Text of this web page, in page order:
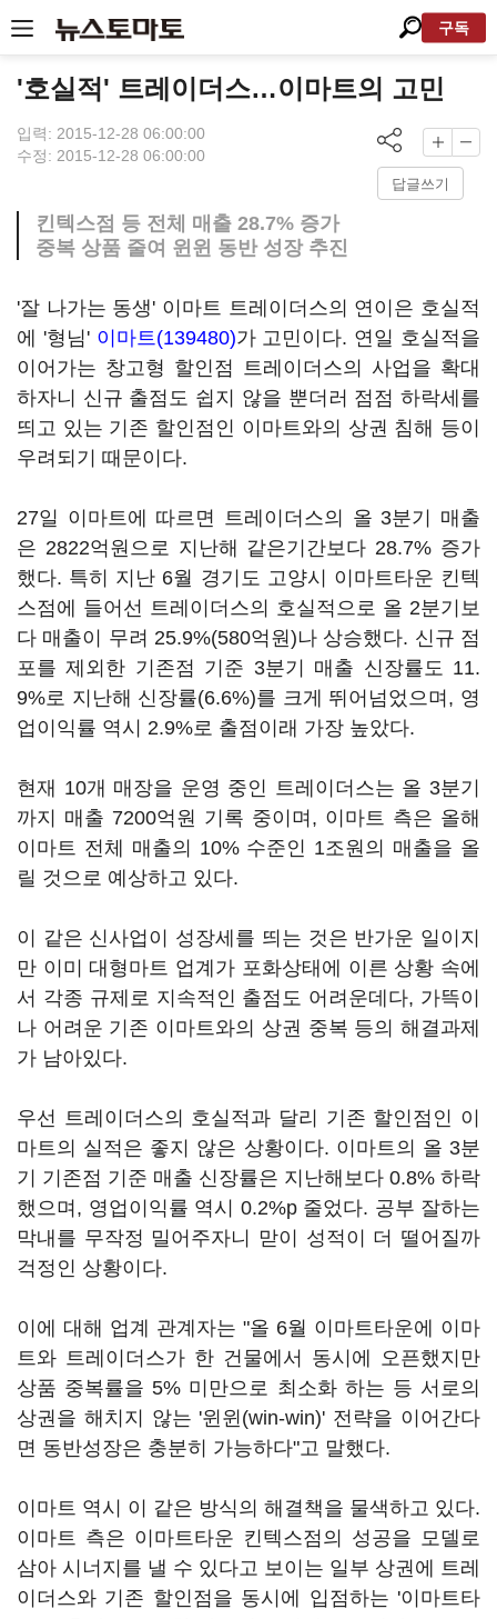
구독
'호실적' 트레이더스…이마트의 고민
입력: 2015-12-28 06:00:00
수정: 2015-12-28 06:00:00
답글쓰기
킨텍스점 등 전체 매출 28.7% 증가
중복 상품 줄여 윈윈 동반 성장 추진
'잘 나가는 동생' 이마트 트레이더스의 연이은 호실적
에 '형님' 이마트(139480)가 고민이다. 연일 호실적을
이어가는 창고형 할인점 트레이더스의 사업을 확대
하자니 신규 출점도 쉽지 않을 뿐더러 점점 하락세를
띄고 있는 기존 할인점인 이마트와의 상권 침해 등이
우려되기 때문이다.
27일 이마트에 따르면 트레이더스의 올 3분기 매출
은 2822억원으로 지난해 같은기간보다 28.7% 증가
했다. 특히 지난 6월 경기도 고양시 이마트타운 킨텍
스점에 들어선 트레이더스의 호실적으로 올 2분기보
다 매출이 무려 25.9%(580억원)나 상승했다. 신규 점
포를 제외한 기존점 기준 3분기 매출 신장률도 11.
9%로 지난해 신장률(6.6%)를 크게 뛰어넘었으며, 영
업이익률 역시 2.9%로 출점이래 가장 높았다.
현재 10개 매장을 운영 중인 트레이더스는 올 3분기
까지 매출 7200억원 기록 중이며, 이마트 측은 올해
이마트 전체 매출의 10% 수준인 1조원의 매출을 올
릴 것으로 예상하고 있다.
이 같은 신사업이 성장세를 띄는 것은 반가운 일이지
만 이미 대형마트 업계가 포화상태에 이른 상황 속에
서 각종 규제로 지속적인 출점도 어려운데다, 가뜩이
나 어려운 기존 이마트와의 상권 중복 등의 해결과제
가 남아있다.
우선 트레이더스의 호실적과 달리 기존 할인점인 이
마트의 실적은 좋지 않은 상황이다. 이마트의 올 3분
기 기존점 기준 매출 신장률은 지난해보다 0.8% 하락
했으며, 영업이익률 역시 0.2%p 줄었다. 공부 잘하는
막내를 무작정 밀어주자니 맏이 성적이 더 떨어질까
걱정인 상황이다.
이에 대해 업계 관계자는 "올 6월 이마트타운에 이마
트와 트레이더스가 한 건물에서 동시에 오픈했지만
상품 중복률을 5% 미만으로 최소화 하는 등 서로의
상권을 해치지 않는 '윈윈(win-win)' 전략을 이어간다
면 동반성장은 충분히 가능하다"고 말했다.
이마트 역시 이 같은 방식의 해결책을 물색하고 있다.
이마트 측은 이마트타운 킨텍스점의 성공을 모델로
삼아 시너지를 낼 수 있다고 보이는 일부 상권에 트레
이더스와 기존 할인점을 동시에 입점하는 '이마트타